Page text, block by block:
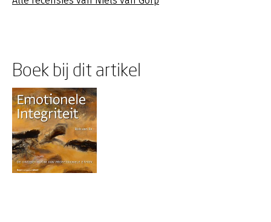
Boek bij dit artikel